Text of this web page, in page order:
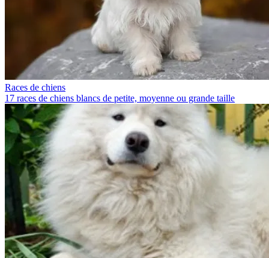
Races de chiens
17 races de chiens blancs de petite, moyenne ou grande taille